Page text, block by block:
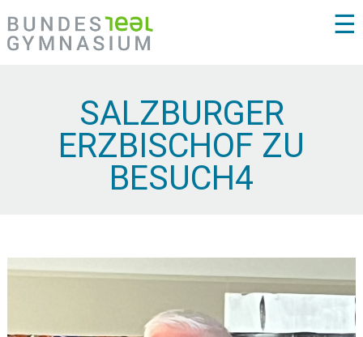
☰
SALZBURGER
ERZBISCHOF ZU
BESUCH4